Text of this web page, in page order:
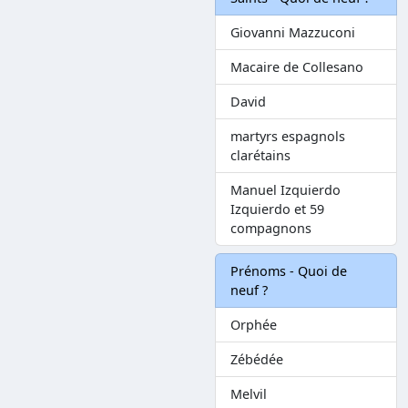
Giovanni Mazzuconi
Macaire de Collesano
David
martyrs espagnols
clarétains
Manuel Izquierdo
Izquierdo et 59
compagnons
Prénoms - Quoi de
neuf ?
Orphée
Zébédée
Melvil